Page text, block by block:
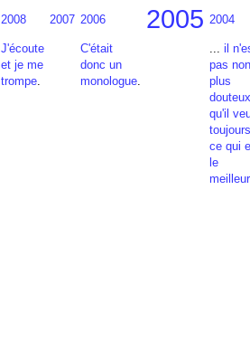
2008 2007 2006 2005 2004
J'écoute
et je me
trompe.
C'était
donc un
monologue.
... il
pas non
plus
douteux
qu'il
toujours
ce qui
le
meilleur